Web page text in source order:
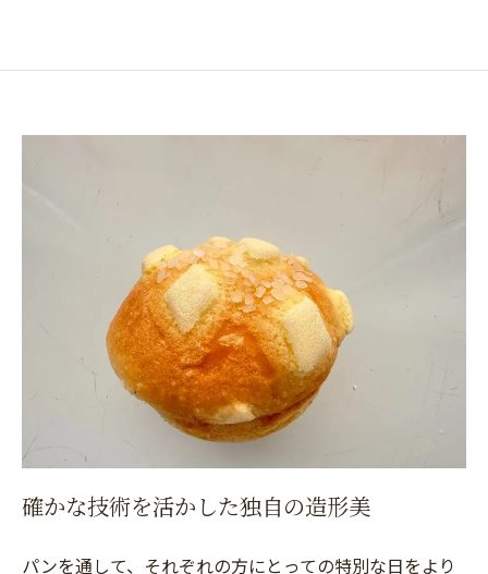
確かな技術を活かした独自の造形美
パンを通して、それぞれの方にとっての特別な日をより